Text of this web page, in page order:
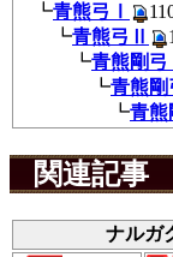
┗青熊弓Ⅰ
┗青熊弓Ⅱ
┗青熊剛弓
┗青熊剛
┗青熊
関連記事
ナルガ